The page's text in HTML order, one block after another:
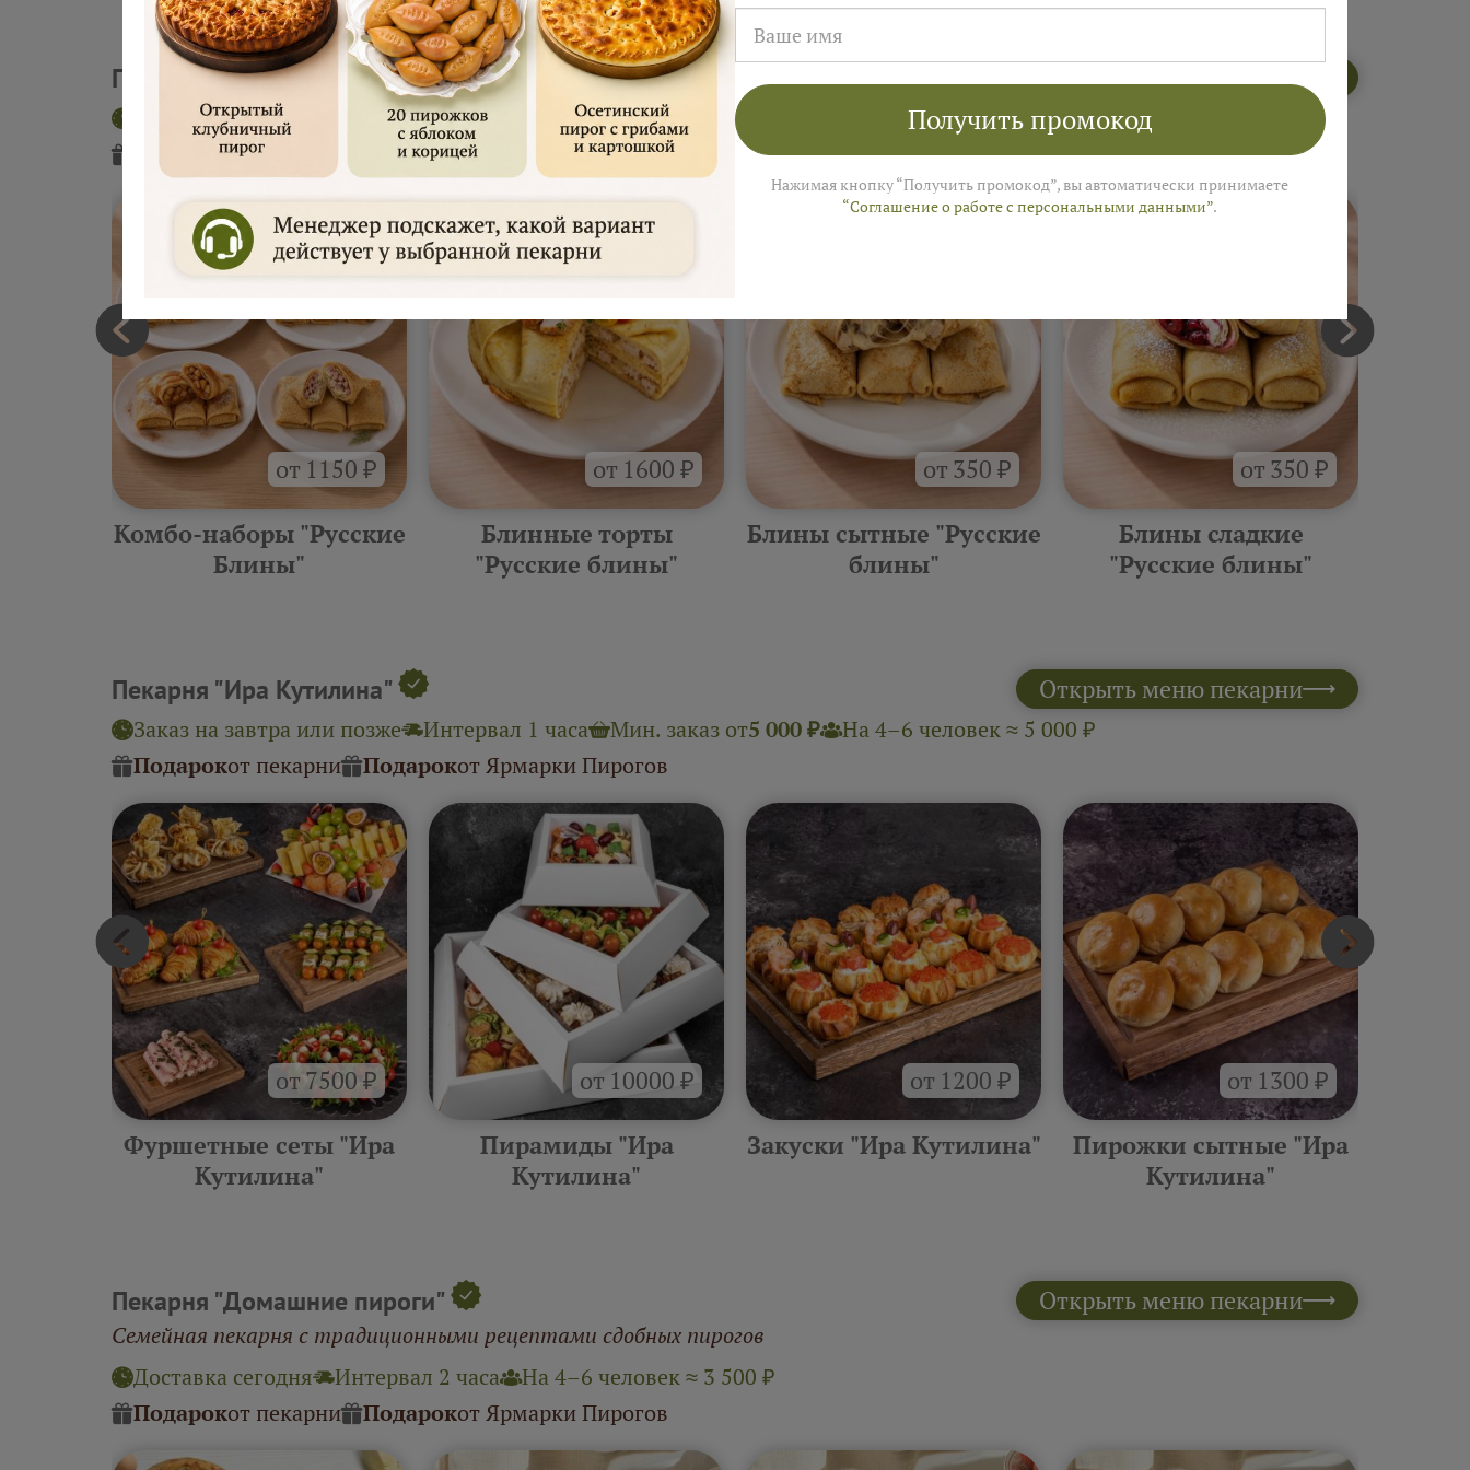
Пекарня "Русские блины" Открыть меню пекарни
Доставка сегодня Интервал 2 часа
На 4–6 человек ≈ 3 000 ₽
Подарокот пекарни Подарокот Ярмарки Пирогов
от 1150 ₽
Комбо-наборы "Русские
Блины"
от 1600 ₽
Блинные торты
"Русские блины"
от 350 ₽
Блины сытные "Русские
блины"
от 350 ₽
Блины сладкие
"Русские блины"
Пекарня "Ира Кутилина" Открыть меню пекарни
Заказ на завтра или позже Интервал 1 часа Мин. заказ от5 000 ₽
На 4–6 человек ≈ 5 000 ₽
Подарокот пекарни Подарокот Ярмарки Пирогов
от 7500 ₽
Фуршетные сеты "Ира
Кутилина"
от 10000 ₽
Пирамиды "Ира
Кутилина"
от 1200 ₽
Закуски "Ира Кутилина"
от 1300 ₽
Пирожки сытные "Ира
Кутилина"
Пекарня "Домашние пироги" Открыть меню пекарни
Семейная пекарня с традиционными рецептами сдобных пирогов
Доставка сегодня
Интервал 2 часа
На 4–6 человек ≈ 3 500 ₽
Подарокот пекарни Подарокот Ярмарки Пирогов
Получить промокод
Нажимая кнопку “Получить промокод”, вы автоматически принимаете
“Соглашение о работе с персональными данными”.